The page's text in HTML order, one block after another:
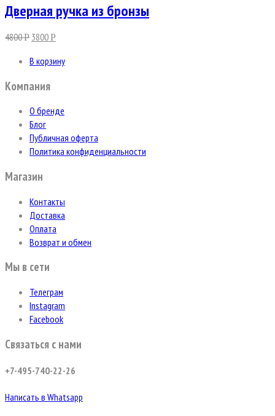
Дверная ручка из бронзы
4800Р 3800Р
В корзину
Компания
О бренде
Блог
Публичная оферта
Политика конфиденциальности
Магазин
Контакты
Доставка
Оплата
Возврат и обмен
Мы в сети
Телеграм
Instagram
Facebook
Связаться с нами
+7-495-740-22-26
Написать в Whatsapp